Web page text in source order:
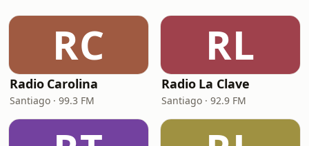
RC
Radio Carolina
Santiago · 99.3 FM
RL
Radio La Clave
Santiago · 92.9 FM